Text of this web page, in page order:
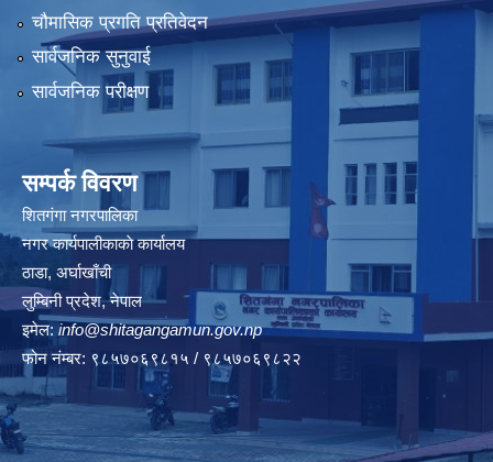
चौमासिक प्रगति प्रतिवेदन
सार्वजनिक सुनुवाई
सार्वजनिक परीक्षण
सम्पर्क विवरण
शितगंगा नगरपालिका
नगर कार्यपालीकाकाे कार्यालय
ठाडा, अर्घाखाँची
लुम्बिनी प्रदेश, नेपाल
इमेल: info@shitagangamun.gov.np
फोन नंम्बर: ९८५७०६९८१५ / ९८५७०६९८२२